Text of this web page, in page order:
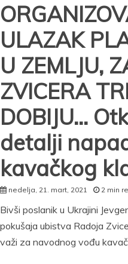
ULAZAK
U ZEMLJU,
ZVICERA
DOBIJU…
detalji
kavačkog
nedelja, 21. mart, 2021 2 min
Bivši poslanik u Ukrajini
pokušaja ubistva Radoja
važi za navodnog vođu